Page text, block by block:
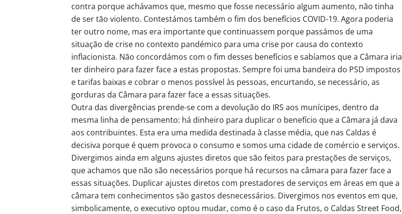
contra porque achávamos que, mesmo que fosse necessário algum aumento, não tinha
de ser tão violento. Contestámos também o fim dos benefícios COVID-19. Agora poderia
ter outro nome, mas era importante que continuassem porque passámos de uma
situação de crise no contexto pandémico para uma crise por causa do contexto
inflacionista. Não concordámos com o fim desses benefícios e sabíamos que a Câmara iria
ter dinheiro para fazer face a estas propostas. Sempre foi uma bandeira do PSD impostos
e tarifas baixas e cobrar o menos possível às pessoas, encurtando, se necessário, as
gorduras da Câmara para fazer face a essas situações.
Outra das divergências prende-se com a devolução do IRS aos munícipes, dentro da
mesma linha de pensamento: há dinheiro para duplicar o benefício que a Câmara já dava
aos contribuintes. Esta era uma medida destinada à classe média, que nas Caldas é
decisiva porque é quem provoca o consumo e somos uma cidade de comércio e serviços.
Divergimos ainda em alguns ajustes diretos que são feitos para prestações de serviços,
que achamos que não são necessários porque há recursos na câmara para fazer face a
essas situações. Duplicar ajustes diretos com prestadores de serviços em áreas em que a
câmara tem conhecimentos são gastos desnecessários. Divergimos nos eventos em que,
simbolicamente, o executivo optou mudar, como é o caso da Frutos, o Caldas Street Food,